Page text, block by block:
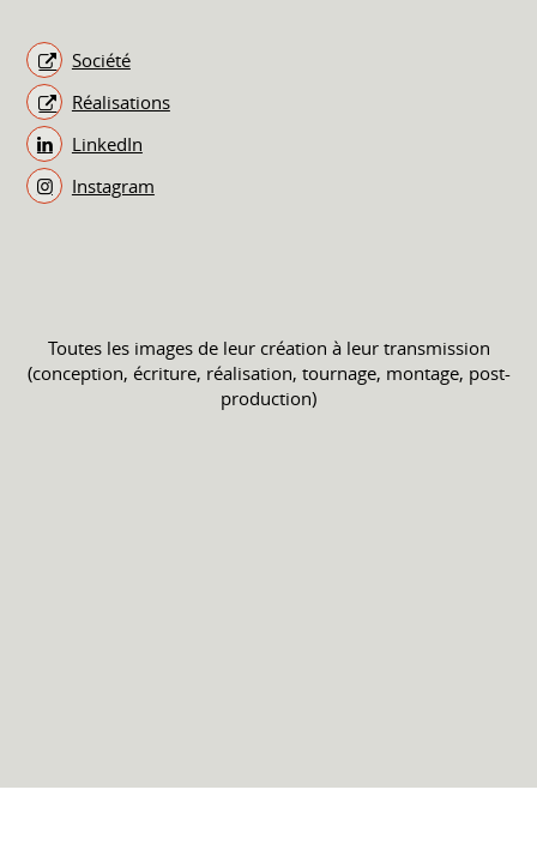
Société
Réalisations
LinkedIn
Instagram
Toutes les images de leur création à leur transmission
(conception, écriture, réalisation, tournage, montage, post-
production)